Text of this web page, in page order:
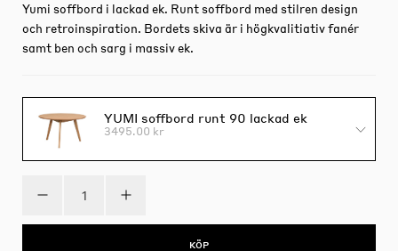
Yumi soffbord i lackad ek. Runt soffbord med stilren design
och retroinspiration. Bordets skiva är i högkvalitiativ fanér
samt ben och sarg i massiv ek.
YUMI soffbord runt 90 lackad ek
3495.00 kr
KÖP